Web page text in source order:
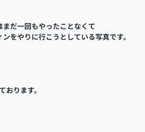
まだ一回もやったことなくて
をやりに行こうとしている写真です。
おります。